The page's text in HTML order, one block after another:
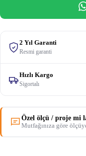
2 Yıl Garanti
Resmi garanti
Hızlı Kargo
Sigortalı
Özel ölçü / proje mi
Mutfağınıza göre